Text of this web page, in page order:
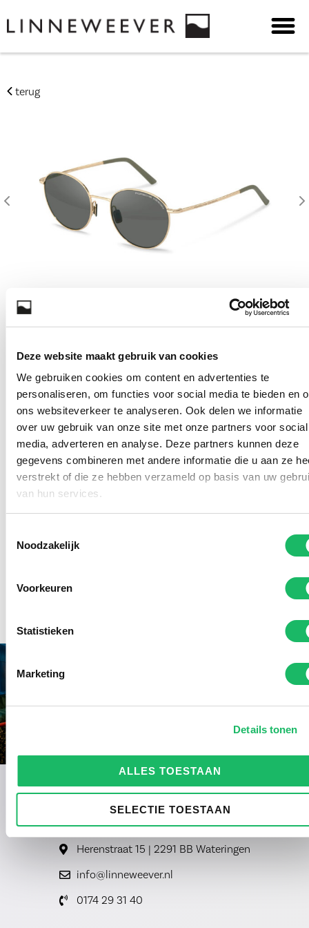
Deze website maakt gebruik van cookies
We gebruiken cookies om content en advertenties te
personaliseren, om functies voor social media te bieden en
ons websiteverkeer te analyseren. Ook delen we informatie
over uw gebruik van onze site met onze partners voor social
media, adverteren en analyse. Deze partners kunnen deze
gegevens combineren met andere informatie die u aan ze
verstrekt of die ze hebben verzameld op basis van uw
van hun services.
Noodzakelijk
Voorkeuren
Statistieken
Marketing
Details tonen
ALLES TOESTAAN
SELECTIE TOESTAAN
terug
Kom deze (zonne)brillen
passen in onze winkel
Herenstraat 15 | 2291 BB Wateringen
info@linneweever.nl
0174 29 31 40